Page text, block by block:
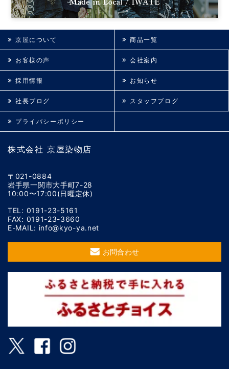
株式会社 京屋染物店
〒021-0884
岩手県一関市大手町7-28
10:00〜17:00(日曜定休)
TEL: 0191-23-5161
FAX: 0191-23-3660
E-MAIL: info@kyo-ya.net
お問合わせ
京屋について 商品一覧
お客様の声 会社案内
採用情報 お知らせ
社長ブログ スタッフブログ
プライバシーポリシー